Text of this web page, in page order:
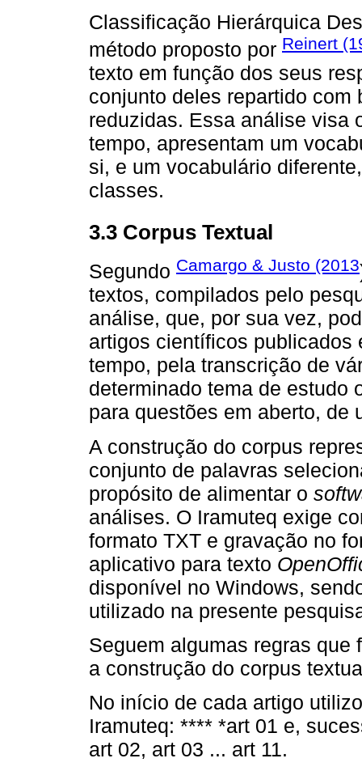
Classificação Hierárquica
método proposto por Reinert
texto em função dos seus
conjunto deles repartido com
reduzidas. Essa análise visa
tempo, apresentam um
si, e um vocabulário
classes.
3.3 Corpus Textual
Segundo Camargo & Justo (2013
textos, compilados pelo
análise, que, por sua vez,
artigos científicos publicados
tempo, pela transcrição de
determinado tema de estudo
para questões em aberto, de
A construção do corpus
conjunto de palavras
propósito de alimentar o
análises. O Iramuteq exige
formato TXT e gravação no
aplicativo para texto
disponível no Windows,
utilizado na presente
Seguem algumas regras que
a construção do corpus
No início de cada artigo
Iramuteq: **** *art 01 e,
art 02, art 03 ... art 11.